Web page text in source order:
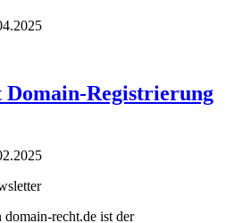
Registrierung
recht.de ist der